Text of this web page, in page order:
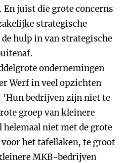
juist die grote concerns
strategische
hulp in van strategische
ondernemingen
Werf in veel opzichten
bedrijven zijn niet te
groep van kleinere
niet met de grote
het tafellaken, te groot
MKB-bedrijven